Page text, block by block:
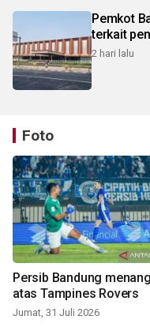
Pemkot
terkait
2 hari lalu
Foto
Persib Bandung menang
atas Tampines Rovers
Jumat, 31 Juli 2026